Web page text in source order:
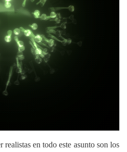
realistas en todo este asunto son los